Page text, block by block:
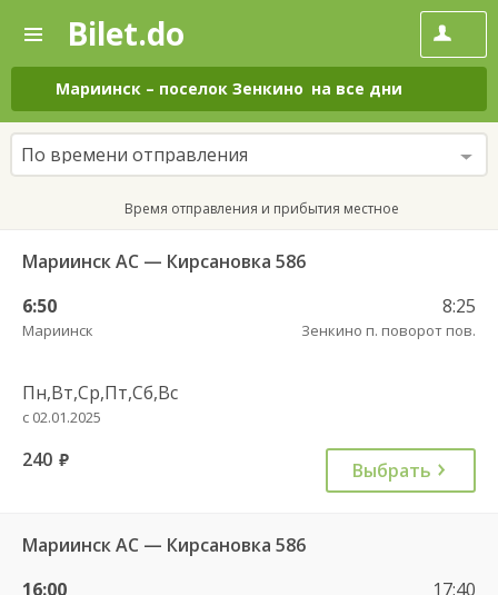
—
Поиск
и
покупка
билетов
на
автобус
онлайн
Bilet.do
Мариинск – поселок Зенкино на все дни
По времени отправления
Время отправления и прибытия местное
Мариинск АС — Кирсановка 586
6:50
Мариинск
8:25
Зенкино п. поворот пов.
Пн,Вт,Ср,Пт,Сб,Вс
с 02.01.2025
240 руб. Выбрать
Мариинск АС — Кирсановка 586
16:00
17:40